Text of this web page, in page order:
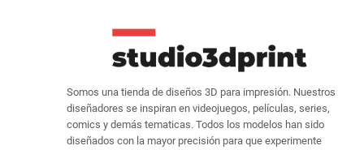
Somos una tienda de diseños 3D para impresión. Nuestros
diseñadores se inspiran en videojuegos, películas, series,
comics y demás tematicas. Todos los modelos han sido
diseñados con la mayor precisión para que experimente